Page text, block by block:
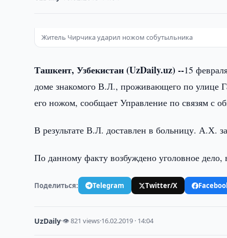
Житель Чирчика ударил ножом собутыльника
Ташкент, Узбекистан (UzDaily.uz) --15
доме знакомого В.Л., проживающего по улице
его ножом, сообщает Управление по связям
В результате В.Л. доставлен в больницу. А.Х.
По данному факту возбуждено уголовное дело,
Поделиться: Telegram Twitter/X
UzDaily·👁 821 views·16.02.2019 · 14:04